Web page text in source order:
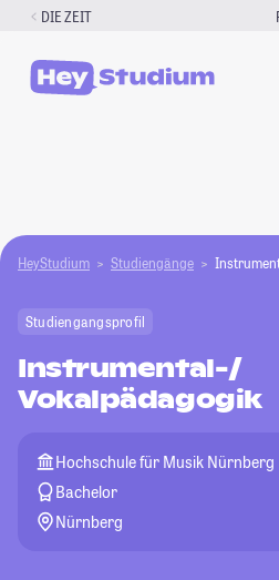
Zum
springen
DIE ZEIT
HeyStudium Studiengänge
Studiengangsprofil
Instrumental-/
Vokalpädagogik
Hochschule für Musik Nürnberg
Bachelor
Nürnberg